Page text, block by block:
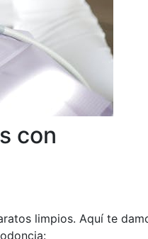
con
limpios. Aquí te